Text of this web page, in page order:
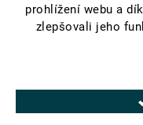
prohlížení webu a
zlepšovali jeho